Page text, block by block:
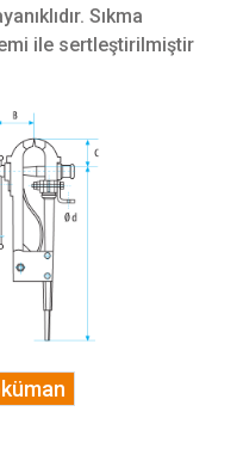
Sıkma
ile sertleştirilmiştir